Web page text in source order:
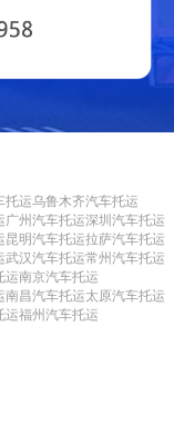
托运乌鲁木齐汽车托运
广州汽车托运深圳汽车托运
昆明汽车托运拉萨汽车托运
武汉汽车托运常州汽车托运
运南京汽车托运
南昌汽车托运太原汽车托运
运福州汽车托运